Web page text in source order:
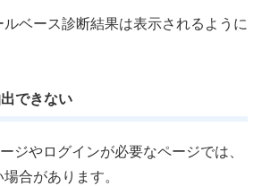
ベース診断結果は表示されるように
できない
ジやログインが必要なページでは、
合があります。